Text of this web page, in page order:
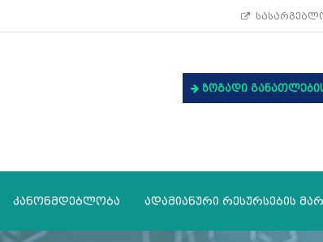
ზოგადი
კანონმდებლობა ადამიანური რესურსების